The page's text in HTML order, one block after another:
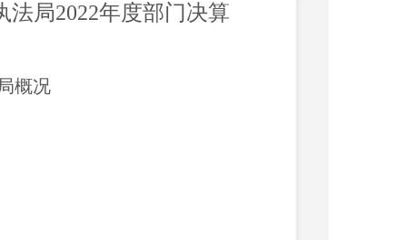
法局2022年度部门决算
概况